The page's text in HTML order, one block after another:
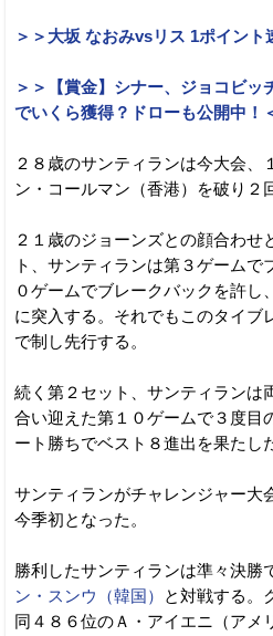
＞＞大坂 なおみvsリス 1ポイント
＞＞【賞金】シナー、ジョコビ
でいくら獲得？ドローも公開中！
２８歳のサンティランは今大会、
ン・コールマン（香港）を破り２
２１歳のジョーンズとの顔合わせ
ト、サンティランは第３ゲームで
０ゲームでブレークバックを許し
に突入する。それでもこのタイブ
で制し先行する。
続く第２セット、サンティランは
合い迎えた第１０ゲームで３度目
ート勝ちでベスト８進出を果たし
サンティランがチャレンジャー大
今季初となった。
勝利したサンティランは準々決勝
ン・スンウ（韓国）
と対戦する。
同４８６位のＡ・アイエニ（アメ